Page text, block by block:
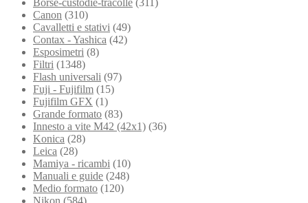
Canon (310)
Cavalletti e stativi (49)
Contax - Yashica (42)
Esposimetri (8)
Filtri (1348)
Flash universali (97)
Fuji - Fujifilm (15)
Fujifilm GFX (1)
Grande formato (83)
Innesto a vite M42 (42x1) (36)
Konica (28)
Leica (28)
Mamiya - ricambi (10)
Manuali e guide (248)
Medio formato (120)
Nikon (584)